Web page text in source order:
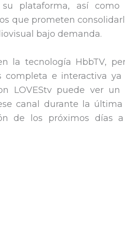
plataforma, así como
que prometen
bajo demanda.
la tecnología HbbTV,
completa e interactiva
LOVEStv puede ver
canal durante la última
de los próximos días